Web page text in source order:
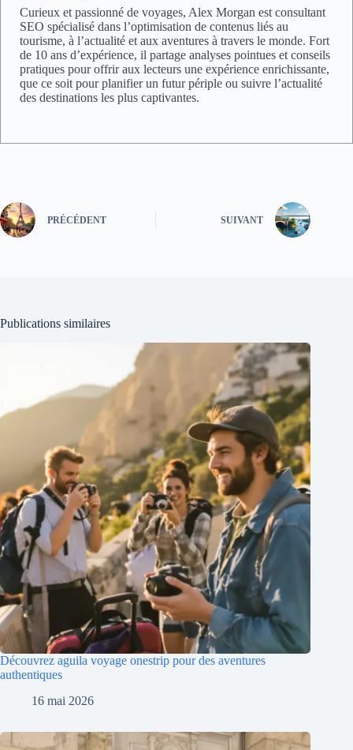
Curieux et passionné de voyages, Alex Morgan est consultant
SEO spécialisé dans l’optimisation de contenus liés au
tourisme, à l’actualité et aux aventures à travers le monde. Fort
de 10 ans d’expérience, il partage analyses pointues et conseils
pratiques pour offrir aux lecteurs une expérience enrichissante,
que ce soit pour planifier un futur périple ou suivre l’actualité
des destinations les plus captivantes.
PRÉCÉDENT SUIVANT
Publications similaires
Découvrez aguila voyage onestrip pour des aventures
authentiques
16 mai 2026